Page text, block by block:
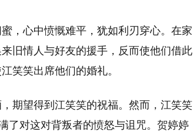
，心中愤慨难平，犹如利刃穿心。在家
旧情人与好友的援手，反而使他们借此
笑笑出席他们的婚礼。
期望得到江笑笑的祝福。然而，江笑笑
了对这对背叛者的愤怒与诅咒。贺婷婷